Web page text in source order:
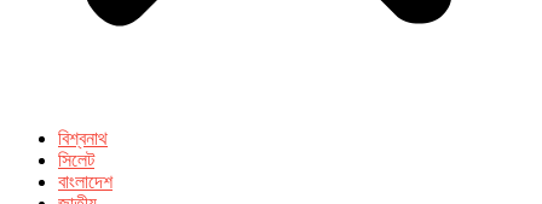
বিশ্বনাথ
সিলেট
বাংলাদেশ